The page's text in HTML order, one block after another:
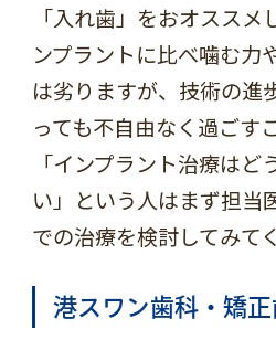
「入れ歯」をおオススメ
ンプラントに比べ噛む力
は劣りますが、技術の進
っても不自由なく過ごす
「インプラント治療はど
い」という人はまず担当
での治療を検討してみて
港スワン歯科・矯